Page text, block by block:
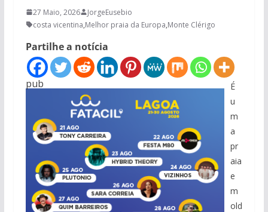
27 Maio, 2026
JorgeEusebio
costa vicentina,Melhor praia da Europa,Monte Clérigo
Partilhe a notícia
pub
É
u
m
a
pr
aia
e
m
old